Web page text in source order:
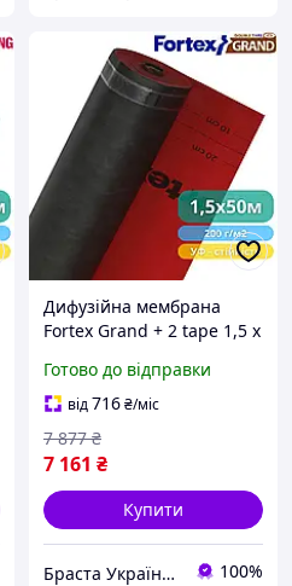
Дифузійна мембрана
Fortex Grand + 2 tape 1,5 х
червоно-чорна,
тришарова - дах, фасад,
гідроізоляція, паропр
Готово до відправки
від716₴/міс
7 161 ₴
7 877 ₴
Купити
Браста Україна ТОВ 100%